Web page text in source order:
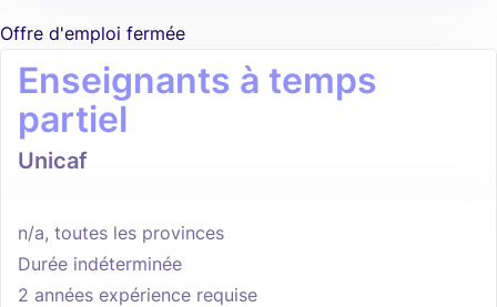
Offre d'emploi fermée
Enseignants à temps
partiel
Unicaf
n/a, toutes les provinces
Durée indéterminée
2 années expérience requise